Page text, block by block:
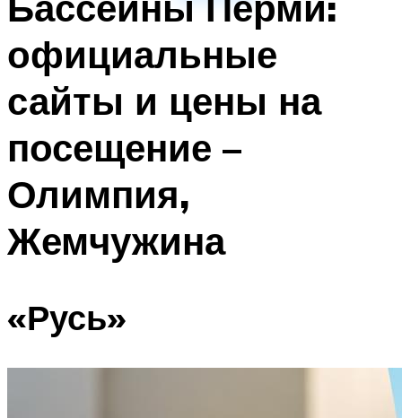
ПЛАВАНЬЕ ДЛЯ ДЕТЕЙ
БАССЕЙН ДЛЯ ДОМА
МЕНЮ
официальные
сайты и цены на
посещение –
Олимпия,
Жемчужина
«Русь»